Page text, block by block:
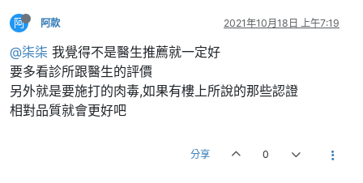
阿 阿款 2021年10月18日 上午7:19
@柒柒 我覺得不是醫生推薦就一定好
要多看診所跟醫生的評價
另外就是要施打的肉毒,如果有樓上所說的那些認證
相對品質就會更好吧
分享 0